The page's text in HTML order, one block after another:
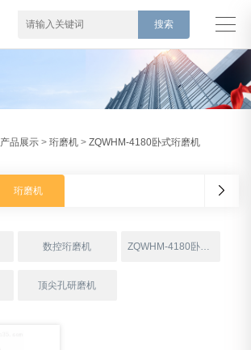
产品展示 >珩磨机 >ZQWHM-4180卧式珩磨机
珩磨机
数控珩磨机 ZQWHM-4180卧式珩磨机
顶尖孔研磨机